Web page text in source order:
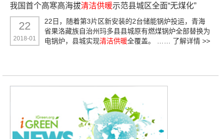
我国首个高寒高海拔清洁供暖示范县城区全面“无煤化”
22
2018-01
22日，随着第3片区新安装的2台储能锅炉投运，青海
省果洛藏族自治州玛多县县城原有燃煤锅炉全部替换为
电锅炉，县城实现清洁供暖全覆盖。 …… 了解详情 >>